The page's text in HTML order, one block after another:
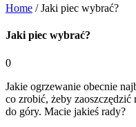
Home /Jaki piec wybrać?
Jaki piec wybrać?
0
Jakie ogrzewanie obecnie
co zrobić, żeby zaoszczędzić
do góry. Macie jakieś rady?